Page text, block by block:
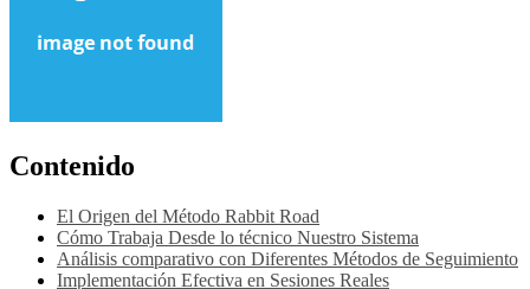
Contenido
El Origen del Método Rabbit Road
Cómo Trabaja Desde lo técnico Nuestro Sistema
Análisis comparativo con Diferentes Métodos de Seguimiento
Implementación Efectiva en Sesiones Reales